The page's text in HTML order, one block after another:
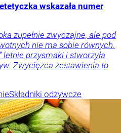
wskazała numer
zupełnie zwyczajne, ale pod
nie ma sobie równych.
letnie przysmaki i stworzyła
Zwycięzca zestawienia to
Składniki odżywcze